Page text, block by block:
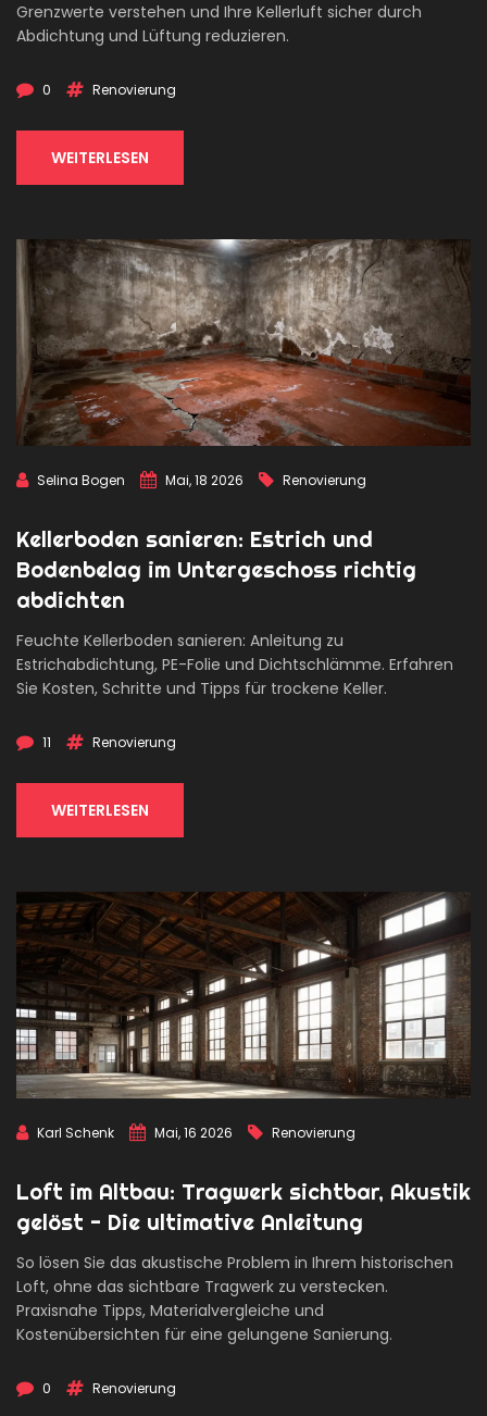
Grenzwerte verstehen und Ihre Kellerluft sicher durch
Abdichtung und Lüftung reduzieren.
0 Renovierung
WEITERLESEN
Selina Bogen Mai, 18 2026 Renovierung
Kellerboden sanieren: Estrich und
Bodenbelag im Untergeschoss richtig
abdichten
Feuchte Kellerboden sanieren: Anleitung zu
Estrichabdichtung, PE-Folie und Dichtschlämme. Erfahren
Sie Kosten, Schritte und Tipps für trockene Keller.
11 Renovierung
WEITERLESEN
Karl Schenk Mai, 16 2026 Renovierung
Loft im Altbau: Tragwerk sichtbar, Akustik
gelöst - Die ultimative Anleitung
So lösen Sie das akustische Problem in Ihrem historischen
Loft, ohne das sichtbare Tragwerk zu verstecken.
Praxisnahe Tipps, Materialvergleiche und
Kostenübersichten für eine gelungene Sanierung.
0 Renovierung